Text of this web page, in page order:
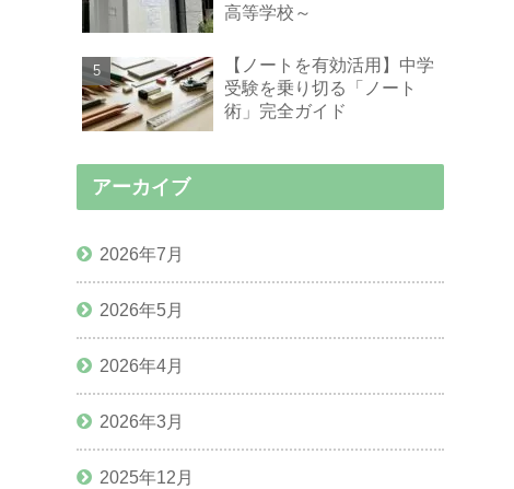
高等学校～
【ノートを有効活用】中学
受験を乗り切る「ノート
術」完全ガイド
アーカイブ
2026年7月
2026年5月
2026年4月
2026年3月
2025年12月